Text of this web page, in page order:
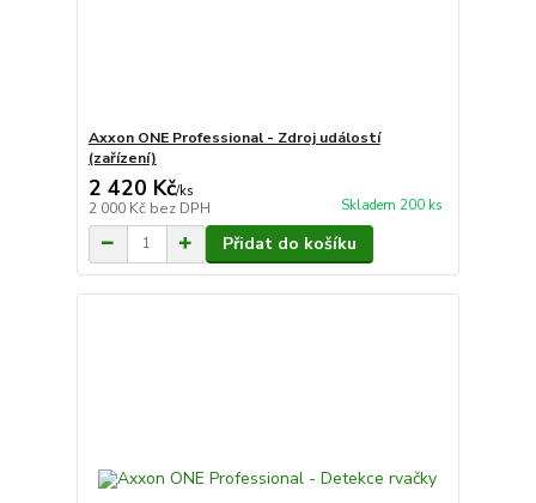
Axxon ONE Professional - Zdroj událostí
(zařízení)
2 420 Kč/ks
2 000 Kč bez DPH Skladem 200 ks
Přidat do košíku